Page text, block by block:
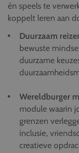
én speels te
koppelt leren aan
Duurzaam
bewuste
duurzame
Wereldburger
module waarin
grenzen
inclusie,
creatieve